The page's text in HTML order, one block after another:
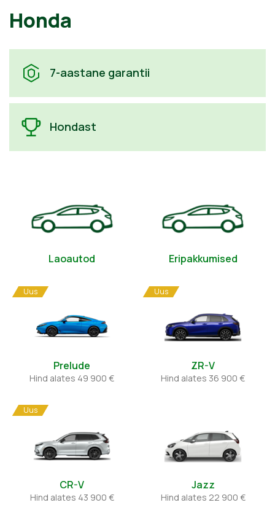
Honda
7-aastane garantii
Hondast
Laoautod Eripakkumised
Uus
Prelude
Hind alates 49 900 €
Uus
ZR-V
Hind alates 36 900 €
Uus
CR-V
Hind alates 43 900 €
Jazz
Hind alates 22 900 €